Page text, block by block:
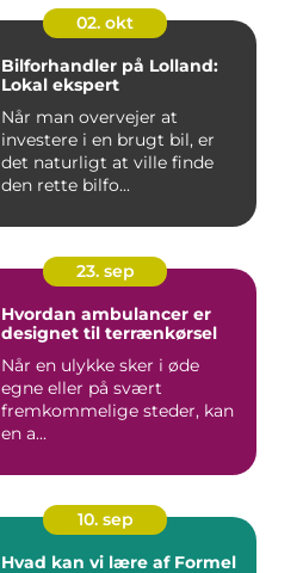
02. okt
Bilforhandler på Lolland:
Lokal ekspert
Når man overvejer at
investere i en brugt bil, er
det naturligt at ville finde
den rette bilfo...
23. sep
Hvordan ambulancer er
designet til terrænkørsel
Når en ulykke sker i øde
egne eller på svært
fremkommelige steder, kan
en a...
10. sep
Hvad kan vi lære af Formel